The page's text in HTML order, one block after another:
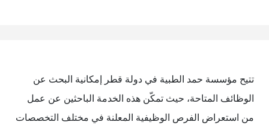
تتيح مؤسسة حمد الطبية في دولة قطر إمكانية البحث عن
الوظائف المتاحة، حيث تمكّن هذه الخدمة الباحثين عن عمل
من استعراض الفرص الوظيفية المعلنة في مختلف التخصصات